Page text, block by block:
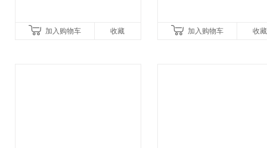
加入购物车 收藏 加入购物车 收藏